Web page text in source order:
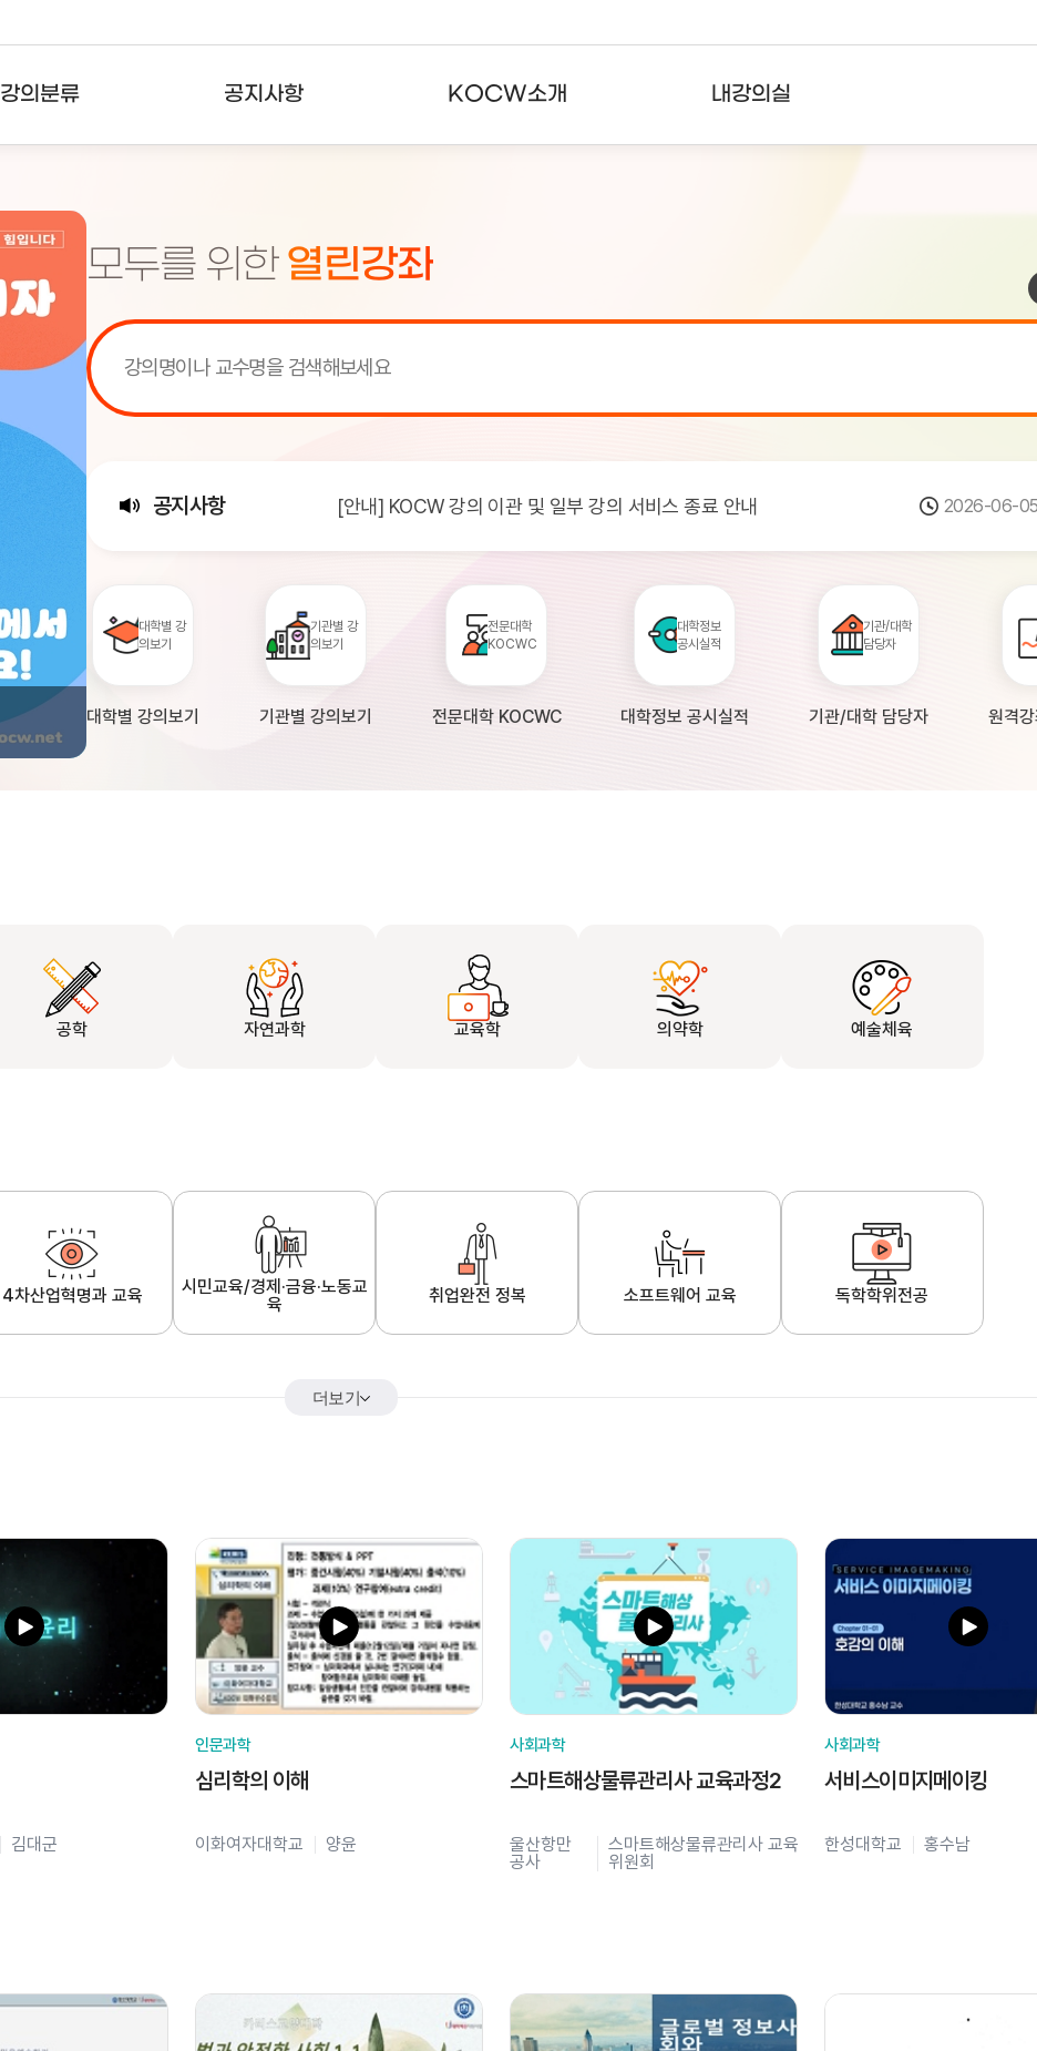
강의분류
기관강의
테마강의
공지사항
주요통계현황
KOCW소개 내강의실
모두를 위한 열린강좌
공지사항
[서비스점검] KOCW 서비스 점검 안내(7월 24일 19:00 ~ 7월... 2026-07-
[안내] KOCW 강의 이관 및 일부 강의 서비스 종료 안내 2026-06-
[안내] 2026년 대학정보공시 대학의 원격강좌 현황 조사 안내(자주묻... 2026-04-
대학별 강
의보기
대학별 강의보기
기관별 강
의보기
기관별 강의보기
전문대학
KOCWC
전문대학 KOCWC
대학정보
공시실적
대학정보 공시실적
기관/대학
담당자
기관/대학 담당자 원격
공학 자연과학 교육학 의약학 예술체육
4차산업혁명과 교육
시민교육/경제·금융·노동교
육
취업완전 정복 소프트웨어 교육 독학학위전공
더보기
김대군
인문과학
심리학의 이해
이화여자대학교 양윤
사회과학
스마트해상물류관리사 교육과정2
울산항만
공사
스마트해상물류관리사 교육
위원회
사회과학
서비스이미지메이킹
한성대학교 홍수남